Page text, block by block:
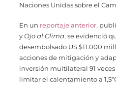
Naciones Unidas sobre el
En un reportaje anterior,
yOjo al Clima, se evidenció
desembolsado US $11.000
acciones de mitigación y
inversión multilateral 91
limitar el calentamiento a